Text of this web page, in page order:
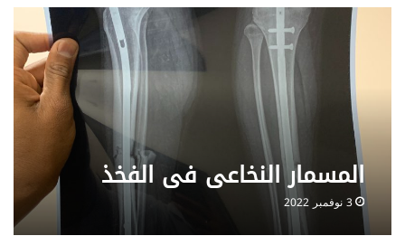
المسمار النخاعي في الفخذ
3 نوفمبر 2022